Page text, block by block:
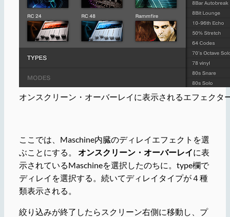
オンスクリーン・オーバーレイに表示されるエフェクタ
ここでは、Maschine内臓のディレイエフェクトを選
ぶことにする。 オンスクリーン・オーバーレイに表
示されているMaschineを選択したのちに。type欄で
ディレイを選択する。続いてディレイタイプが４種
類表示される。
絞り込みが終了したらスクリーン右側に移動し、プ